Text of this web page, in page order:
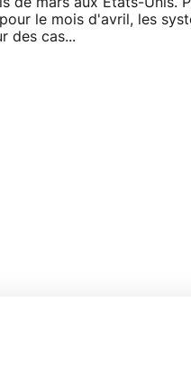
mars aux Etats-Unis.
le mois d'avril, les
des cas...